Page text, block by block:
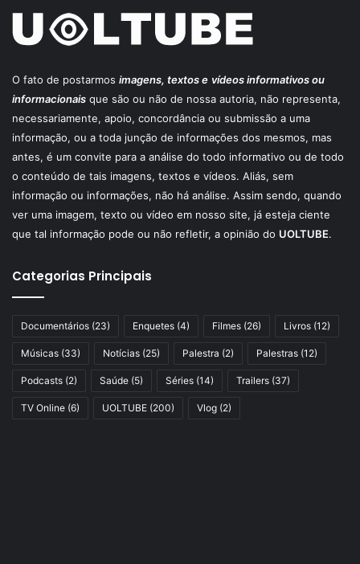
O fato de postarmos imagens, textos e vídeos informativos ou
informacionais que são ou não de nossa autoria, não representa,
necessariamente, apoio, concordância ou submissão a uma
informação, ou a toda junção de informações dos mesmos, mas
antes, é um convite para a análise do todo informativo ou de todo
o conteúdo de tais imagens, textos e vídeos. Aliás, sem
informação ou informações, não há análise. Assim sendo, quando
ver uma imagem, texto ou vídeo em nosso site, já esteja ciente
que tal informação pode ou não refletir, a opinião do UOLTUBE.
Categorias Principais
Documentários (23) Enquetes (4) Filmes (26) Livros (12)
Músicas (33) Notícias (25) Palestra (2) Palestras (12)
Podcasts (2) Saúde (5) Séries (14) Trailers (37)
TV Online (6) UOLTUBE (200) Vlog (2)